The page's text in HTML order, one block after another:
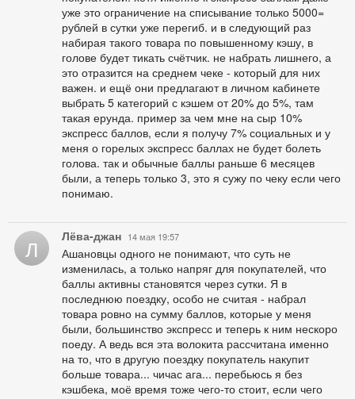
уже это ограничение на списывание только 5000=
рублей в сутки уже перегиб. и в следующий раз
набирая такого товара по повышенному кэшу, в
голове будет тикать счётчик. не набрать лишнего, а
это отразится на среднем чеке - который для них
важен. и ещё они предлагают в личном кабинете
выбрать 5 категорий с кэшем от 20% до 5%, там
такая ерунда. пример за чем мне на сыр 10%
экспресс баллов, если я получу 7% социальных и у
меня о горелых экспресс баллах не будет болеть
голова. так и обычные баллы раньше 6 месяцев
были, а теперь только 3, это я сужу по чеку если чего
понимаю.
Л Лёва-джан 14 мая 19:57
Ашановцы одного не понимают, что суть не
изменилась, а только напряг для покупателей, что
баллы активны становятся через сутки. Я в
последнюю поездку, особо не считая - набрал
товара ровно на сумму баллов, которые у меня
были, большинство экспресс и теперь к ним нескоро
поеду. А ведь вся эта волокита рассчитана именно
на то, что в другую поездку покупатель накупит
больше товара... чичас ага... перебьюсь я без
кэшбека, моё время тоже чего-то стоит, если чего